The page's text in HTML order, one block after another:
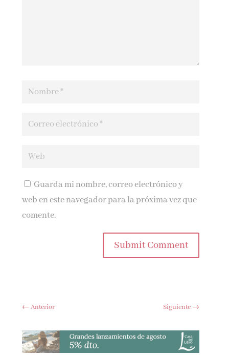
Guarda mi nombre, correo electrónico y
web en este navegador para la próxima vez que
comente.
Submit Comment
←Anterior Siguiente→